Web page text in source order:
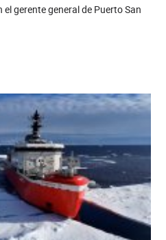
el gerente general de Puerto San